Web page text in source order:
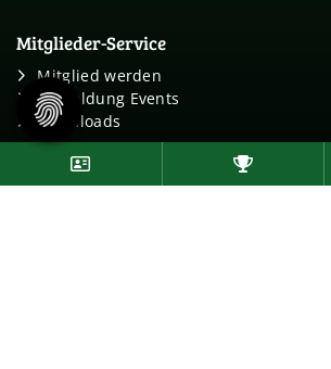
Mitglieder-Service
Mitglied werden
Anmeldung Events
Downloads